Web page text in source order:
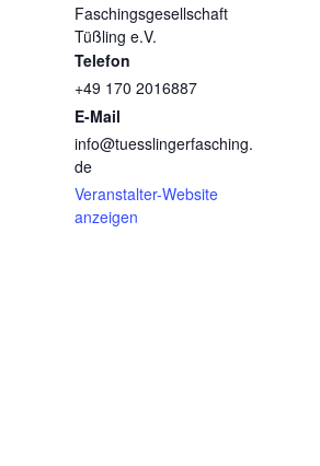
Faschingsgesellschaft
Tüßling e.V.
Telefon
+49 170 2016887
E-Mail
info@tuesslingerfasching.
de
Veranstalter-Website
anzeigen